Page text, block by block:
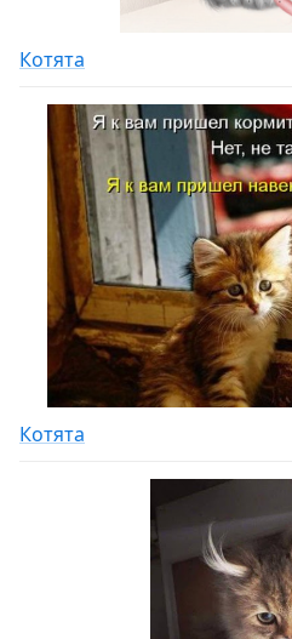
Котята
Котята